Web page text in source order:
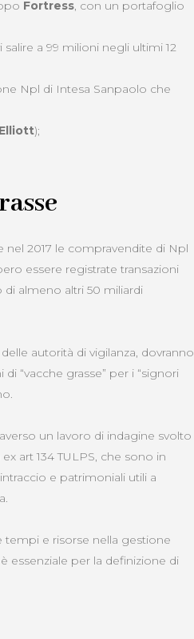
Fortress, con un portafoglio
a 99 milioni negli ultimi 12
Npl di Intesa Sanpaolo che
Elliott);
2017 le compravendite di Npl
essere registrate transazioni
di almeno altri 50 miliardi
autorità di vigilanza, dovranno
“vacche grasse” per i “signori
un lavoro di indagine svolto
art 134 TULPS, che sono in
e patrimoniali utili a
tempi e risorse nella gestione
essenziale per la definizione di